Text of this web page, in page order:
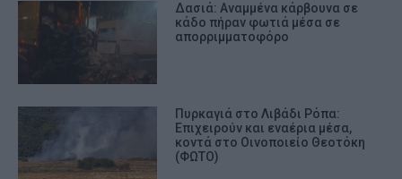
Δασιά: Αναμμένα κάρβουνα σε
κάδο πήραν φωτιά μέσα σε
απορριμματοφόρο
Πυρκαγιά στο Λιβάδι Ρόπα:
Επιχειρούν και εναέρια μέσα,
κοντά στο Οινοποιείο Θεοτόκη
(ΦΩΤΟ)